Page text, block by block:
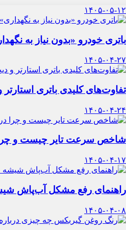
۱۴۰۵-۰۵-۱۲
باتری خودرو «بدون نیاز به
۱۴۰۵-۰۴-۲۷
تفاوت‌های کلیدی باتری
۱۴۰۵-۰۴-۲۴
شاخص سرعت تایر چیست و چرا
۱۴۰۵-۰۴-۱۷
راهنمای رفع مشکل آب‌پاش
۱۴۰۵-۰۴-۰۸